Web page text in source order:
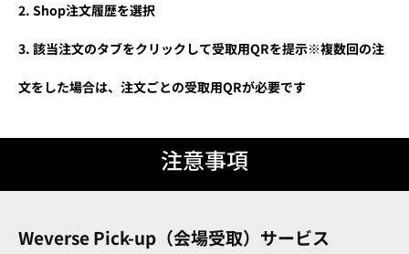
Shop注文履歴を選択
該当注文のタブをクリックして受取用QRを提示※複数回の注
文をした場合は、注文ごとの受取用QRが必要です
注意事項
Weverse Pick-up（会場受取）サービス